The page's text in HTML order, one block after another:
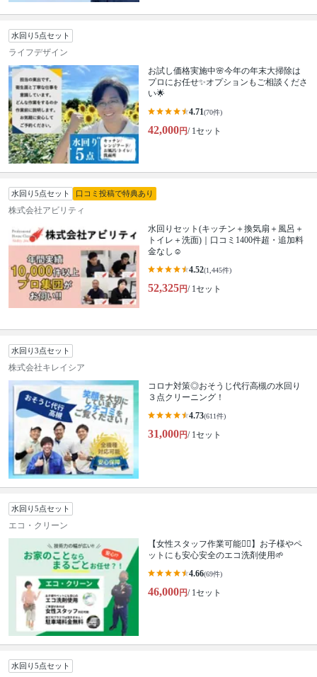
水回り5点セット
ライフデザイン
お試し価格実施中🌸今年の年末大掃除は
プロにお任せ✨オプションもご相談くださ
い🌟
4.71(70件)
42,000円/ 1セット
水回り5点セット 口コミ投稿で特典あり
株式会社アビリティ
水回りセット(キッチン＋換気扇＋風呂＋
トイレ＋洗面)｜口コミ1400件超・追加料
金なし☺️
4.52(1,445件)
52,325円/ 1セット
水回り3点セット
株式会社キレイシア
コロナ対策◎おそうじ代行高槻の水回り
３点クリーニング！
4.73(611件)
31,000円/ 1セット
水回り5点セット
エコ・クリーン
【女性スタッフ作業可能🙆‍♀️】お子様やペ
ットにも安心安全のエコ洗剤使用🌱
4.66(69件)
46,000円/ 1セット
水回り5点セット